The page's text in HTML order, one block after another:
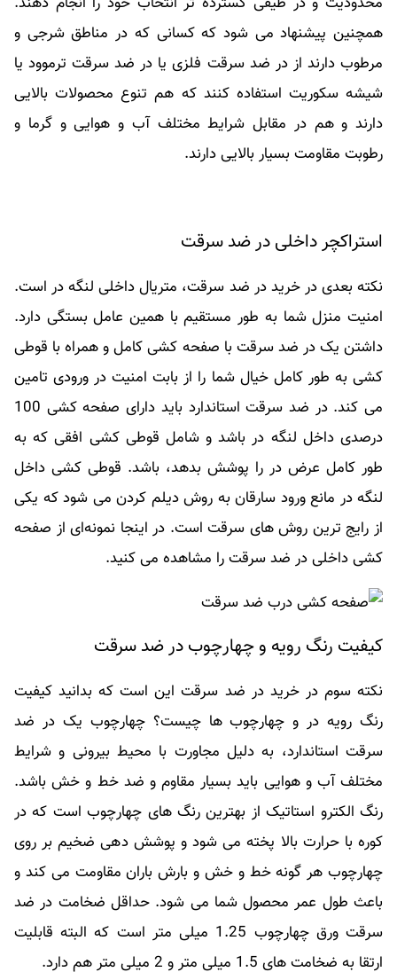
همچنین پیشنهاد می شود که کسانی که در مناطق شرجی و
مرطوب دارند از در ضد سرقت فلزی یا در ضد سرقت ترموود یا
شیشه سکوریت استفاده کنند که هم تنوع محصولات بالایی
دارند و هم در مقابل شرایط مختلف آب و هوایی و گرما و
رطوبت مقاومت بسیار بالایی دارند.
استراکچر داخلی در ضد سرقت
نکته بعدی در خرید در ضد سرقت، متریال داخلی لنگه در است.
امنیت منزل شما به طور مستقیم با همین عامل بستگی دارد.
داشتن یک در ضد سرقت با صفحه کشی کامل و همراه با قوطی
کشی به طور کامل خیال شما را از بابت امنیت در ورودی تامین
می کند. در ضد سرقت استاندارد باید دارای صفحه کشی 100
درصدی داخل لنگه در باشد و شامل قوطی کشی افقی که به
طور کامل عرض در را پوشش بدهد، باشد. قوطی کشی داخل
لنگه در مانع ورود سارقان به روش دیلم کردن می شود که یکی
از رایج ترین روش های سرقت است. در اینجا نمونه‌ای از صفحه
کشی داخلی در ضد سرقت را مشاهده می کنید.
کیفیت رنگ رویه و چهارچوب در ضد سرقت
نکته سوم در خرید در ضد سرقت این است که بدانید کیفیت
رنگ رویه در و چهارچوب ها چیست؟ چهارچوب یک در ضد
سرقت استاندارد، به دلیل مجاورت با محیط بیرونی و شرایط
مختلف آب و هوایی باید بسیار مقاوم و ضد خط و خش باشد.
رنگ الکترو استاتیک از بهترین رنگ های چهارچوب است که در
کوره با حرارت بالا پخته می شود و پوشش دهی ضخیم بر روی
چهارچوب هر گونه خط و خش و بارش باران مقاومت می کند و
باعث طول عمر محصول شما می شود. حداقل ضخامت در ضد
سرقت ورق چهارچوب 1.25 میلی متر است که البته قابلیت
ارتقا به ضخامت های 1.5 میلی متر و 2 میلی متر هم دارد.